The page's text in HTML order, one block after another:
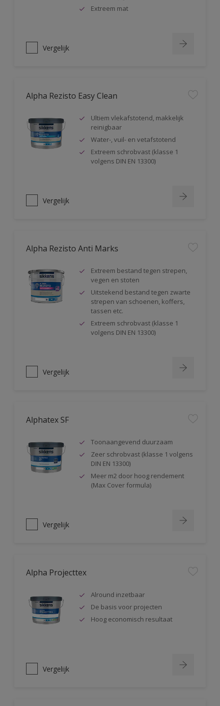
Extreem mat
Vergelijk
Alpha Rezisto Easy Clean
Ultiem vlekafstotend, makkelijk
reinigbaar
Water-, vuil- en vetafstotend
Extreem schrobvast (klasse 1
volgens DIN EN 13300)
Vergelijk
Alpha Rezisto Anti Marks
Extreem bestand tegen strepen,
vegen en stoten
Uitstekend bestand tegen zwarte
strepen van schoenen, koffers,
tassen etc.
Extreem schrobvast (klasse 1
volgens DIN EN 13300)
Vergelijk
Alphatex SF
Toonaangevend duurzaam
Zeer schrobvast (klasse 1 volgens
DIN EN 13300)
Meer m2 door hoog rendement
(Max Cover formula)
Vergelijk
Alpha Projecttex
Alround inzetbaar
De basis voor projecten
Hoog economisch resultaat
Vergelijk